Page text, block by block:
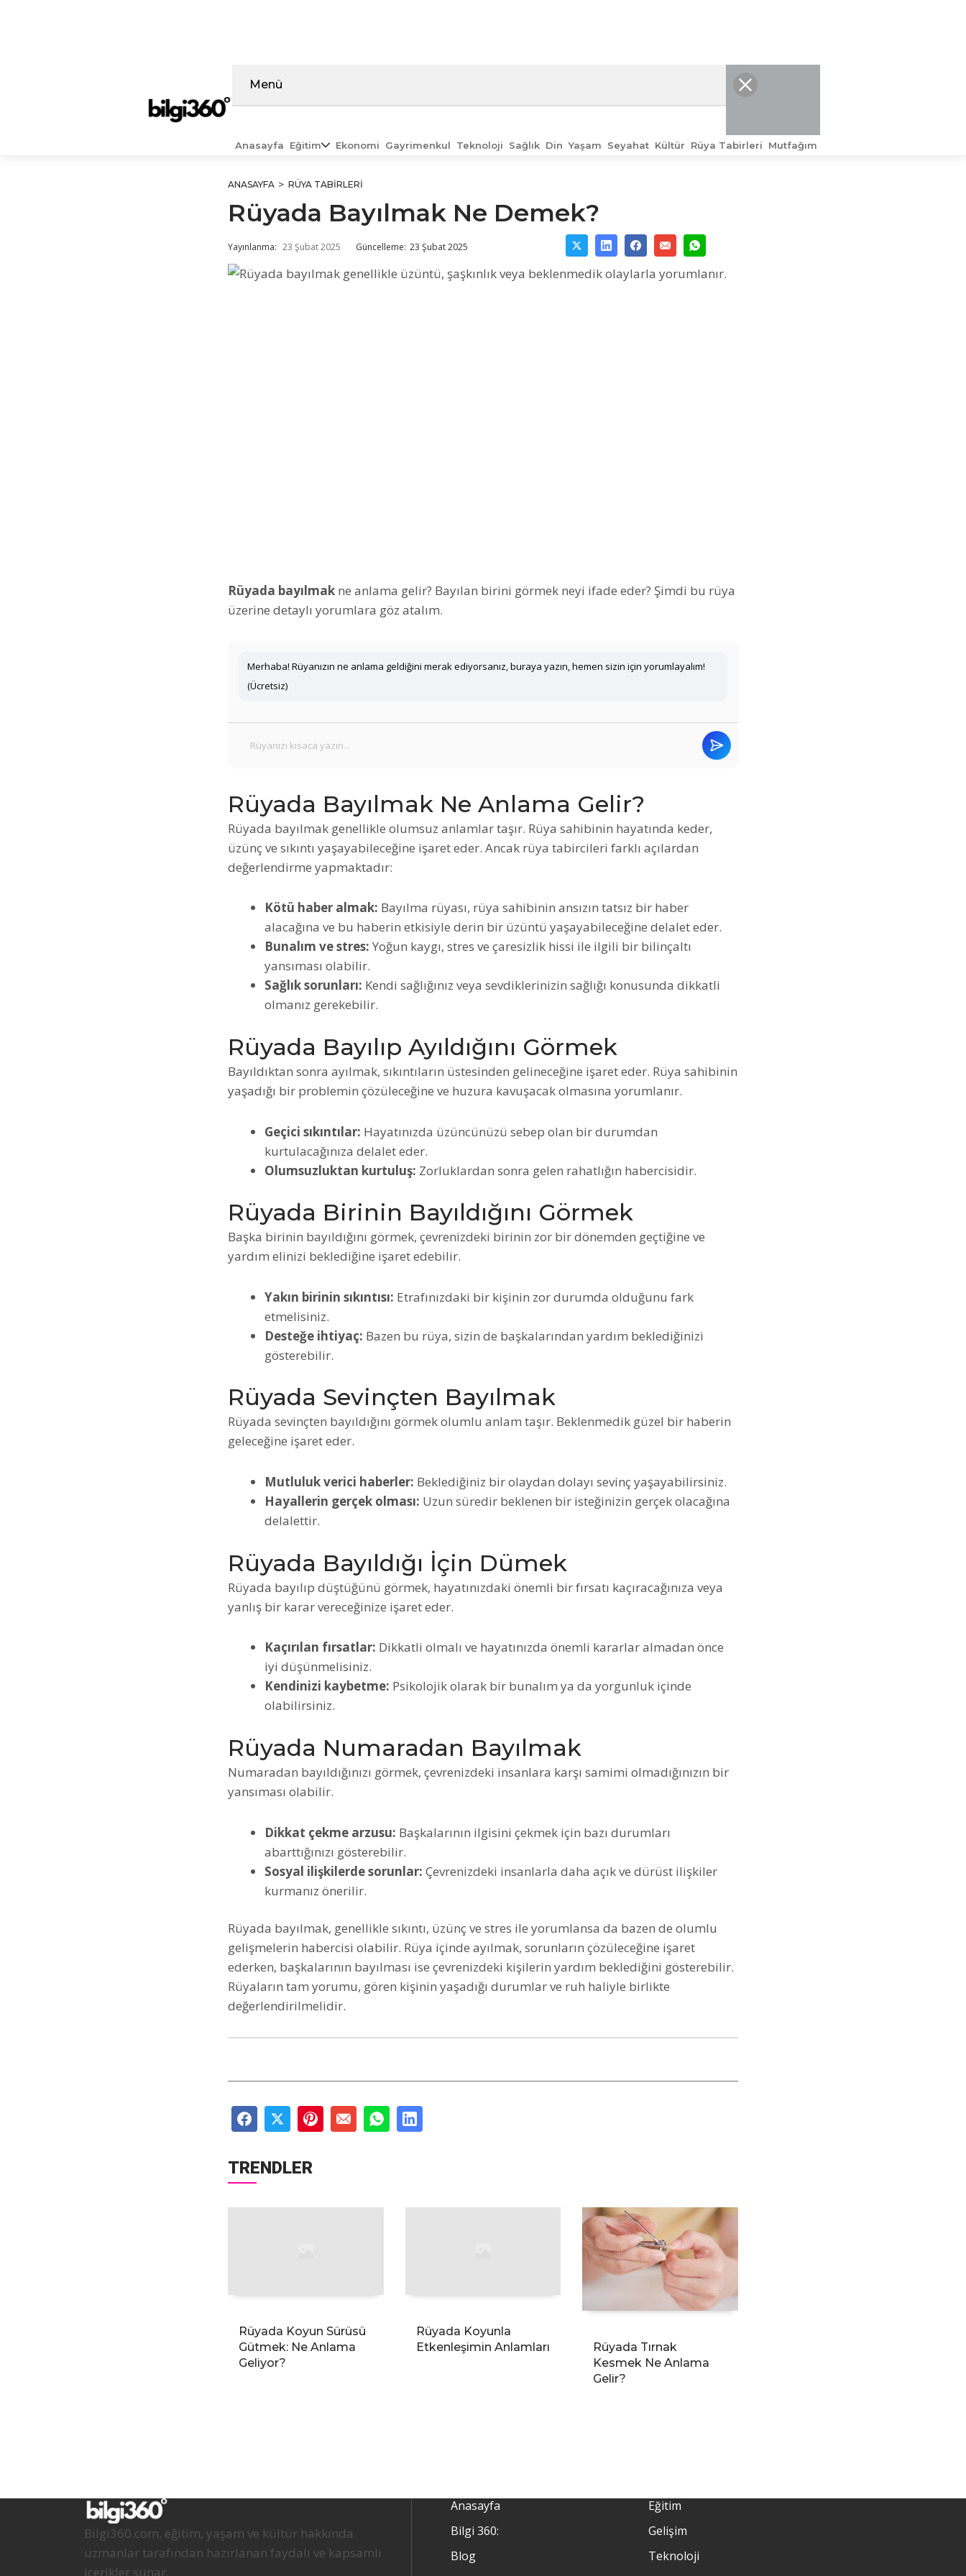
Menü
Anasayfa Eğitim Ekonomi Gayrimenkul Teknoloji Sağlık Din Yaşam Seyahat Kültür Rüya Tabirleri Mutfağım
ANASAYFA RÜYA TABIRLERI
Rüyada Bayılmak Ne Demek?
Yayınlanma: 23 Şubat 2025 Güncelleme: 23 Şubat 2025
Rüyada bayılmak ne anlama gelir? Bayılan birini görmek neyi ifade eder? Şimdi bu rüya
üzerine detaylı yorumlara göz atalım.
Merhaba! Rüyanızın ne anlama geldiğini merak ediyorsanız, buraya yazın, hemen sizin için yorumlayalım!
(Ücretsiz)
Rüyada Bayılmak Ne Anlama Gelir?
Rüyada bayılmak genellikle olumsuz anlamlar taşır. Rüya sahibinin hayatında keder,
üzünç ve sıkıntı yaşayabileceğine işaret eder. Ancak rüya tabircileri farklı açılardan
değerlendirme yapmaktadır:
Kötü haber almak: Bayılma rüyası, rüya sahibinin ansızın tatsız bir haber
alacağına ve bu haberin etkisiyle derin bir üzüntü yaşayabileceğine delalet eder.
Bunalım ve stres: Yoğun kaygı, stres ve çaresizlik hissi ile ilgili bir bilinçaltı
yansıması olabilir.
Sağlık sorunları: Kendi sağlığınız veya sevdiklerinizin sağlığı konusunda dikkatli
olmanız gerekebilir.
Rüyada Bayılıp Ayıldığını Görmek
Bayıldıktan sonra ayılmak, sıkıntıların üstesinden gelineceğine işaret eder. Rüya sahibinin
yaşadığı bir problemin çözüleceğine ve huzura kavuşacak olmasına yorumlanır.
Geçici sıkıntılar: Hayatınızda üzüncünüzü sebep olan bir durumdan
kurtulacağınıza delalet eder.
Olumsuzluktan kurtuluş: Zorluklardan sonra gelen rahatlığın habercisidir.
Rüyada Birinin Bayıldığını Görmek
Başka birinin bayıldığını görmek, çevrenizdeki birinin zor bir dönemden geçtiğine ve
yardım elinizi beklediğine işaret edebilir.
Yakın birinin sıkıntısı: Etrafınızdaki bir kişinin zor durumda olduğunu fark
etmelisiniz.
Desteğe ihtiyaç: Bazen bu rüya, sizin de başkalarından yardım beklediğinizi
gösterebilir.
Rüyada Sevinçten Bayılmak
Rüyada sevinçten bayıldığını görmek olumlu anlam taşır. Beklenmedik güzel bir haberin
geleceğine işaret eder.
Mutluluk verici haberler: Beklediğiniz bir olaydan dolayı sevinç yaşayabilirsiniz.
Hayallerin gerçek olması: Uzun süredir beklenen bir isteğinizin gerçek olacağına
delalettir.
Rüyada Bayıldığı İçin Dümek
Rüyada bayılıp düştüğünü görmek, hayatınızdaki önemli bir fırsatı kaçıracağınıza veya
yanlış bir karar vereceğinize işaret eder.
Kaçırılan fırsatlar: Dikkatli olmalı ve hayatınızda önemli kararlar almadan önce
iyi düşünmelisiniz.
Kendinizi kaybetme: Psikolojik olarak bir bunalım ya da yorgunluk içinde
olabilirsiniz.
Rüyada Numaradan Bayılmak
Numaradan bayıldığınızı görmek, çevrenizdeki insanlara karşı samimi olmadığınızın bir
yansıması olabilir.
Dikkat çekme arzusu: Başkalarının ilgisini çekmek için bazı durumları
abarttığınızı gösterebilir.
Sosyal ilişkilerde sorunlar: Çevrenizdeki insanlarla daha açık ve dürüst ilişkiler
kurmanız önerilir.
Rüyada bayılmak, genellikle sıkıntı, üzünç ve stres ile yorumlansa da bazen de olumlu
gelişmelerin habercisi olabilir. Rüya içinde ayılmak, sorunların çözüleceğine işaret
ederken, başkalarının bayılması ise çevrenizdeki kişilerin yardım beklediğini gösterebilir.
Rüyaların tam yorumu, gören kişinin yaşadığı durumlar ve ruh haliyle birlikte
değerlendirilmelidir.
TRENDLER
Rüyada Koyun Sürüsü
Gütmek: Ne Anlama
Geliyor?
Rüyada Koyunla
Etkenleşimin Anlamları
Rüyada Tırnak
Kesmek Ne Anlama
Gelir?
Bilgi360.com, eğitim, yaşam ve kültür hakkında
uzmanlar tarafından hazırlanan faydalı ve kapsamlı
içerikler sunar.
Anasayfa
Bilgi 360:
Blog
Eğitim
Gelişim
Teknoloji